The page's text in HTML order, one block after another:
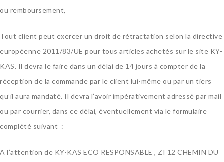
ou remboursement,
Tout client peut exercer un droit de rétractation selon la directive
européenne 2011/83/UE pour tous articles achetés sur le site KY-
KAS. Il devra le faire dans un délai de 14 jours à compter de la
réception de la commande par le client lui-même ou par un tiers
qu’il aura mandaté. Il devra l’avoir impérativement adressé par mail
ou par courrier, dans ce délai, éventuellement via le formulaire
complété suivant :
A l’attention de KY-KAS ECO RESPONSABLE , ZI 12 CHEMIN DU